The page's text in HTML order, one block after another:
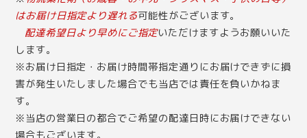
はお届け日指定より遅れる可能性がございます。
配達希望日より早めにご指定いただけますようお願いいた
します。
※お届け日指定・お届け時間帯指定通りにお届けできずに損
害が発生いたしました場合でも当店では責任を負いかねま
す。
※当店の営業日の都合でご希望の配達日時にお届けできない